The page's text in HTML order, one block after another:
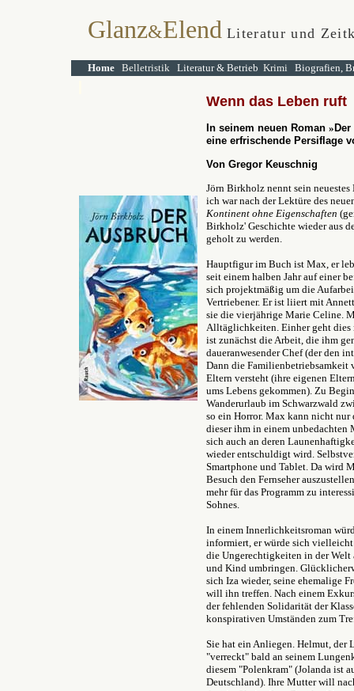
Glanz&Elend Literatur und
Home Belletristik Literatur & Betrieb Krimi Biografien,
Wenn das Leben ruft
In seinem neuen Roman »
eine erfrischende Persiflage
Von Gregor Keuschnig
Jörn Birkholz nennt sein
ich war nach der Lektüre des
Kontinent ohne Eigenschaften
Birkholz' Geschichte wieder aus
geholt zu werden.
Hauptfigur im Buch ist Max, er
seit einem halben Jahr auf einer
sich projektmäßig um die
Vertriebener. Er ist liiert mit
sie die vierjährige Marie Celine.
Alltäglichkeiten. Einher geht dies
ist zunächst die Arbeit, die ihm
daueranwesender Chef (der den
Dann die Familienbetriebsamkeit
Eltern versteht (ihre eigenen
ums Lebens gekommen). Zu
Wanderurlaub im Schwarzwald
so ein Horror. Max kann nicht
dieser ihm in einem unbedachten
sich auch an deren
wieder entschuldigt wird.
Smartphone und Tablet. Da wird
Besuch den Fernseher
mehr für das Programm zu
Sohnes.
In einem Innerlichkeitsroman
informiert, er würde sich vielleicht
die Ungerechtigkeiten in der Welt
und Kind umbringen.
sich Iza wieder, seine ehemalige
will ihn treffen. Nach einem
der fehlenden Solidarität der
konspirativen Umständen zum
Sie hat ein Anliegen. Helmut, der
"verreckt" bald an seinem
diesem "Polenkram" (Jolanda ist
Deutschland). Ihre Mutter will